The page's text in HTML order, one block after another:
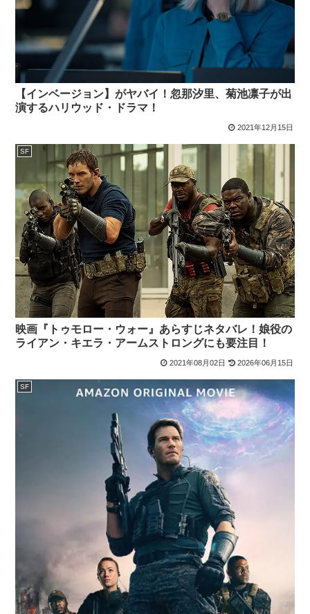
【インベージョン】がヤバイ！忽那汐里、菊池凛子が出
演するハリウッド・ドラマ！
2021年12月15日
SF
映画『トゥモロー・ウォー』あらすじネタバレ！娘役の
ライアン・キエラ・アームストロングにも要注目！
2021年08月02日 2026年06月15日
SF